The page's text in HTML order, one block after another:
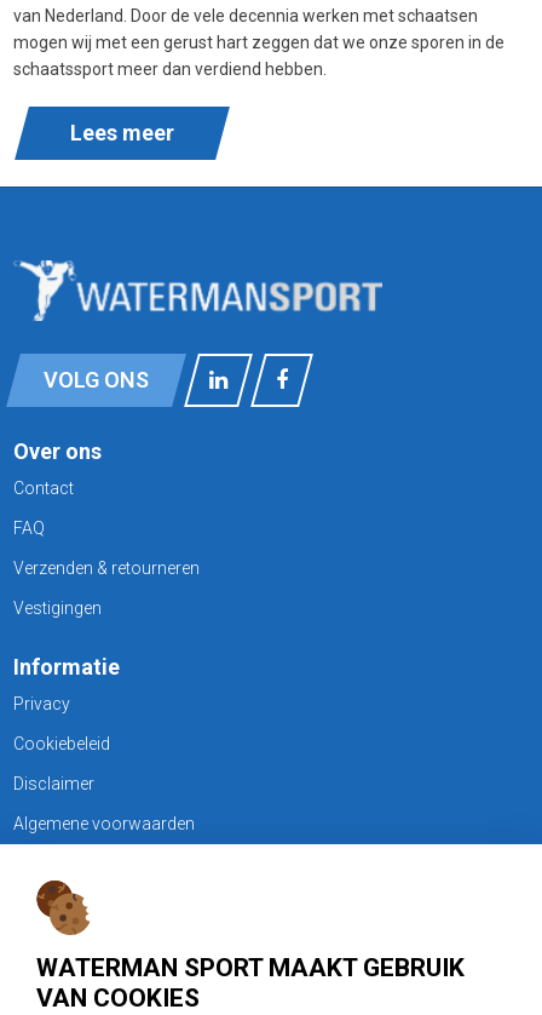
WATERMAN SPORT MAAKT GEBRUIK
VAN COOKIES
van Nederland. Door de vele decennia werken met schaatsen
mogen wij met een gerust hart zeggen dat we onze sporen in de
schaatssport meer dan verdiend hebben.
Lees meer
VOLG ONS
Over ons
Contact
FAQ
Verzenden & retourneren
Vestigingen
Informatie
Privacy
Cookiebeleid
Disclaimer
Algemene voorwaarden
KLANTENSERVICE
Treubweg 15-17, 1112 BA Diemen
020 - 6901044